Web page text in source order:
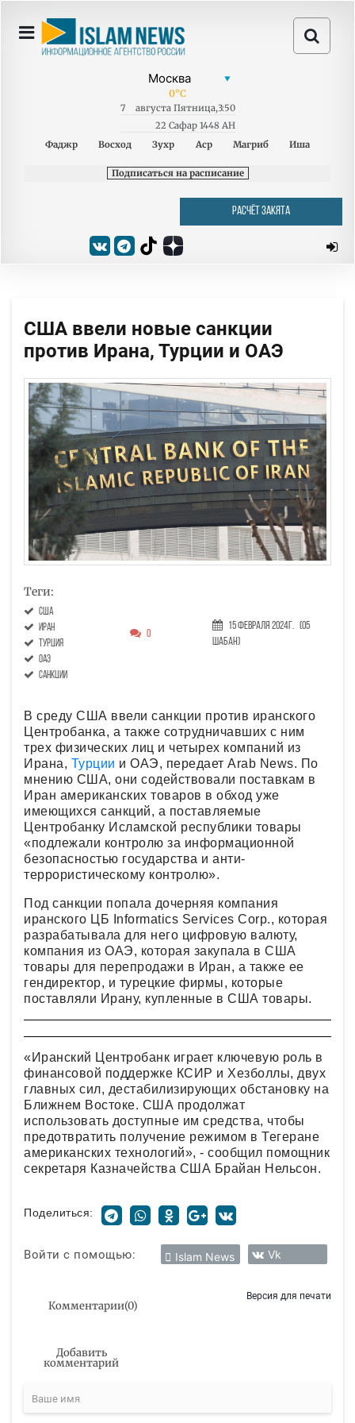
0°C
7 августа Пятница,3:50
22 Сафар 1448 AH
Фаджр
Восход Зухр Аср Магриб Иша
Подписаться на расписание
РАСЧЁТ ЗАКЯТА
США ввели новые санкции
против Ирана, Турции и ОАЭ
Теги:
США
Иран
Турция
ОАЭ
санкции
0
15 Февраля 2024г. (05
Шабан)
В среду США ввели санкции против иранского
Центробанка, а также сотрудничавших с ним
трех физических лиц и четырех компаний из
Ирана, Турции и ОАЭ, передает Arab News. По
мнению США, они содействовали поставкам в
Иран американских товаров в обход уже
имеющихся санкций, а поставляемые
Центробанку Исламской республики товары
«подлежали контролю за информационной
безопасностью государства и анти-
террористическому контролю».
Под санкции попала дочерняя компания
иранского ЦБ Informatics Services Corp., которая
разрабатывала для него цифровую валюту,
компания из ОАЭ, которая закупала в США
товары для перепродажи в Иран, а также ее
гендиректор, и турецкие фирмы, которые
поставляли Ирану, купленные в США товары.
«Иранский Центробанк играет ключевую роль в
финансовой поддержке КСИР и Хезболлы, двух
главных сил, дестабилизирующих обстановку на
Ближнем Востоке. США продолжат
использовать доступные им средства, чтобы
предотвратить получение режимом в Тегеране
американских технологий», - сообщил помощник
секретаря Казначейства США Брайан Нельсон.
Поделиться:
Войти с помощью: Islam News Vk
Комментарии(0)
Версия для печати
Добавить
комментарий